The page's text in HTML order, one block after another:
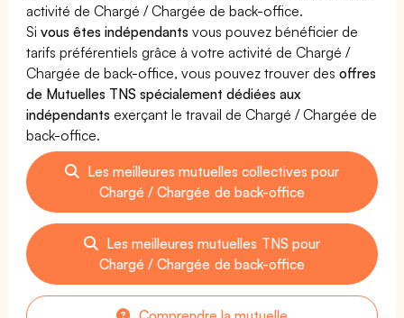
activité de Chargé / Chargée de back-office.
Sivous êtes indépendants vous pouvez bénéficier de
tarifs préférentiels grâce à votre activité de Chargé /
Chargée de back-office, vous pouvez trouver desoffres
de Mutuelles TNS spécialement dédiées aux
indépendants exerçant le travail de Chargé / Chargée de
back-office.
Les meilleures mutuelles collectives pour
Chargé / Chargée de back-office
Les meilleures mutuelles TNS pour
Chargé / Chargée de back-office